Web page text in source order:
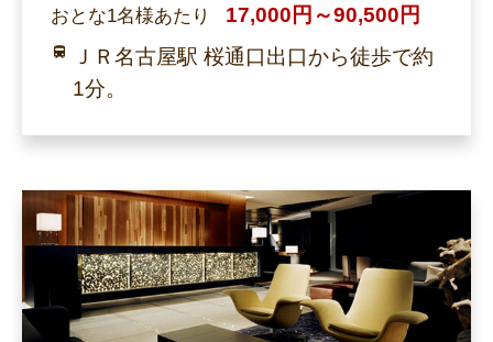
おとな1名様あたり
17,000円～90,500円
ＪＲ名古屋駅 桜通口出口から徒歩で約
1分。